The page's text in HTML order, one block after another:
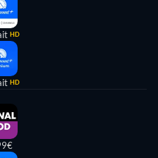
HD
HD